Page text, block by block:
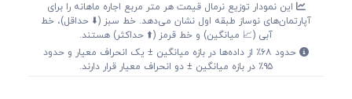
این نمودار توزیع نرمال قیمت هر متر مربع اجاره ماهانه را برای
آپارتمان‌های نوساز طبقه اول نشان می‌دهد. خط سبز (⬇️ حداقل)، خط
آبی (📈 میانگین) و خط قرمز (⬆️ حداکثر) هستند.
حدود ۶۸٪ از داده‌ها در بازه میانگین ± یک انحراف معیار و حدود
۹۵٪ در بازه میانگین ± دو انحراف معیار قرار دارند.